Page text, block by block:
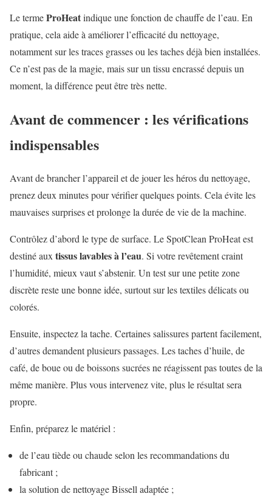
Le termeProHeatindique une fonction de chauffe de l’eau. En
pratique, cela aide à améliorer l’efficacité du nettoyage,
notamment sur les traces grasses ou les taches déjà bien installées.
Ce n’est pas de la magie, mais sur un tissu encrassé depuis un
moment, la différence peut être très nette.
Avant de commencer : les vérifications
indispensables
Avant de brancher l’appareil et de jouer les héros du nettoyage,
prenez deux minutes pour vérifier quelques points. Cela évite les
mauvaises surprises et prolonge la durée de vie de la machine.
Contrôlez d’abord le type de surface. Le SpotClean ProHeat est
destiné aux tissus lavables à l’eau. Si votre revêtement craint
l’humidité, mieux vaut s’abstenir. Un test sur une petite zone
discrète reste une bonne idée, surtout sur les textiles délicats ou
colorés.
Ensuite, inspectez la tache. Certaines salissures partent facilement,
d’autres demandent plusieurs passages. Les taches d’huile, de
café, de boue ou de boissons sucrées ne réagissent pas toutes de la
même manière. Plus vous intervenez vite, plus le résultat sera
propre.
Enfin, préparez le matériel :
de l’eau tiède ou chaude selon les recommandations du
fabricant ;
la solution de nettoyage Bissell adaptée ;